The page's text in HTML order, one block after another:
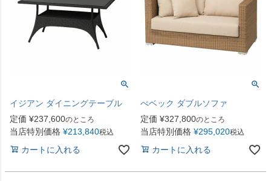
イジアン ダイニングテーブル
定価 ¥237,600のところ
当店特別価格 ¥213,840税込
カートに入れる
べベック ダブルソファ
定価 ¥327,800のところ
当店特別価格 ¥295,020税込
カートに入れる